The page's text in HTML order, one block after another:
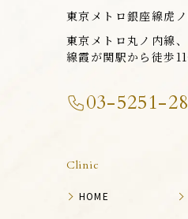
東京メトロ銀座線虎
東京メトロ丸ノ内線
線霞が関駅から徒歩
03-5251-
Clinic
HOME